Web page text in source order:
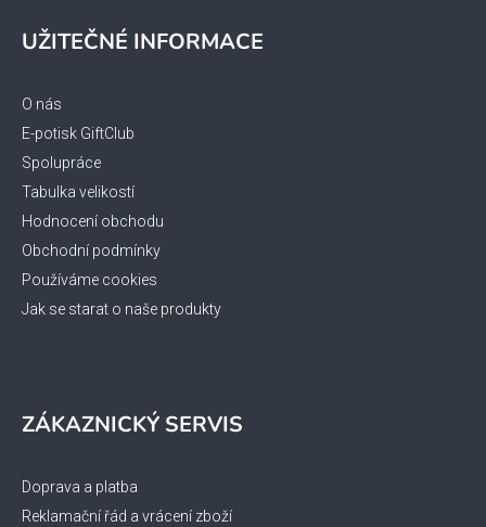
p
i
UŽITEČNÉ INFORMACE
O nás
E-potisk GiftClub
Spolupráce
Tabulka velikostí
Hodnocení obchodu
Obchodní podmínky
Používáme cookies
Jak se starat o naše produkty
ZÁKAZNICKÝ SERVIS
Doprava a platba
Reklamační řád a vrácení zboží